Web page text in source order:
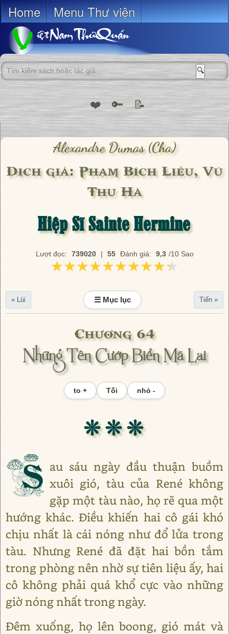
Home Menu Thư viện
🔍
❤️ 🔑 📝
Alexandre Dumas (cha)
Dịch giả: Phạm Bích Liễu, Vũ
Thu Hà
Hiệp Sĩ Sainte Hermine
Lượt đọc: 739020 | 55 Đánh giá: 9,3 /10 Sao
★★★★★★★★★★
★★★★★★★★★★
« Lùi ☰ Mục lục Tiến »
Chương 64
Những Tên Cướp Biển Mã Lai
to + Tối nhỏ -
❊ ❊ ❊
S au sáu ngày đầu thuận buồm
xuôi gió, tàu của René không
gặp một tàu nào, họ rẽ qua một
hướng khác. Điều khiến hai cô gái khó
chịu nhất là cái nóng như đổ lửa trong
tàu. Nhưng René đã đặt hai bồn tắm
trong phòng nên nhờ sự tiên liệu ấy, hai
cô không phải quá khổ cực vào những
giờ nóng nhất trong ngày.
Đêm xuống, họ lên boong, gió mát và